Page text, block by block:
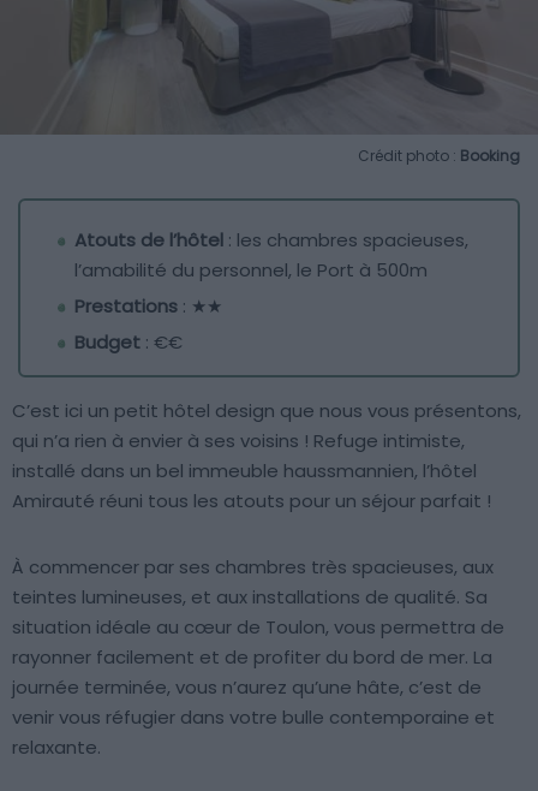
Crédit photo : Booking
Atouts de l’hôtel : les chambres spacieuses,
l’amabilité du personnel, le Port à 500m
Prestations : ★★
Budget : €€
C’est ici un petit hôtel design que nous vous présentons,
qui n’a rien à envier à ses voisins ! Refuge intimiste,
installé dans un bel immeuble haussmannien, l’hôtel
Amirauté réuni tous les atouts pour un séjour parfait !
À commencer par ses chambres très spacieuses, aux
teintes lumineuses, et aux installations de qualité. Sa
situation idéale au cœur de Toulon, vous permettra de
rayonner facilement et de profiter du bord de mer. La
journée terminée, vous n’aurez qu’une hâte, c’est de
venir vous réfugier dans votre bulle contemporaine et
relaxante.